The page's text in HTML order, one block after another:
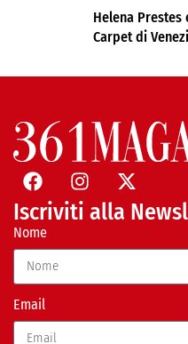
Helena Prestes
Carpet di
Iscriviti alla
Nome
Email